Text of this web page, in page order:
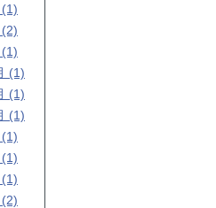
(1)
(1)
(1)